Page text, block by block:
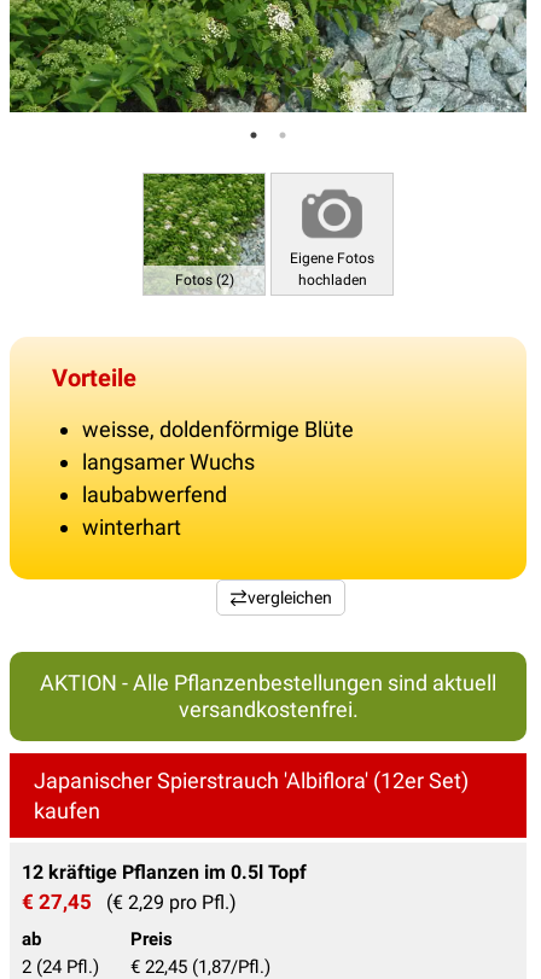
Fotos (2)
Eigene Fotos
hochladen
Vorteile
weisse, doldenförmige Blüte
langsamer Wuchs
laubabwerfend
winterhart
vergleichen
AKTION - Alle Pflanzenbestellungen sind aktuell
versandkostenfrei.
Japanischer Spierstrauch 'Albiflora' (12er Set)
kaufen
12 kräftige Pflanzen im 0.5l Topf
€ 27,45 (€ 2,29 pro Pfl.)
ab
Preis
2 (24 Pfl.)
€ 22,45 (1,87/Pfl.)